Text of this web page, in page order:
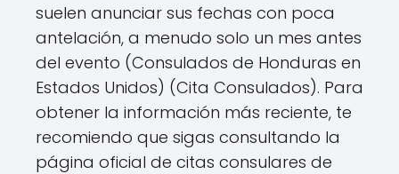
suelen anunciar sus fechas con poca
antelación, a menudo solo un mes antes
del evento​ (Consulados de Honduras en
Estados Unidos)​​ (Cita Consulados)​. Para
obtener la información más reciente, te
recomiendo que sigas consultando la
página oficial de citas consulares de